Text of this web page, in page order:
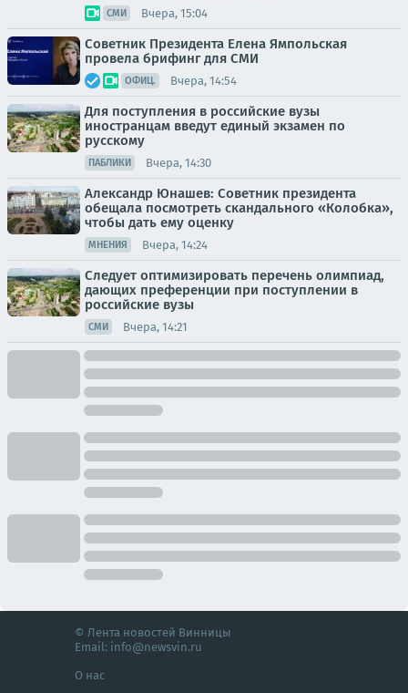
СМИ Вчера, 15:04
Советник Президента Елена Ямпольская
провела брифинг для СМИ
ОФИЦ. Вчера, 14:54
Для поступления в российские вузы
иностранцам введут единый экзамен по
русскому
ПАБЛИКИ Вчера, 14:30
Александр Юнашев: Советник президента
обещала посмотреть скандального «Колобка»,
чтобы дать ему оценку
МНЕНИЯ Вчера, 14:24
Следует оптимизировать перечень олимпиад,
дающих преференции при поступлении в
российские вузы
СМИ Вчера, 14:21
© Лента новостей Винницы
Email: info@newsvin.ru
О нас